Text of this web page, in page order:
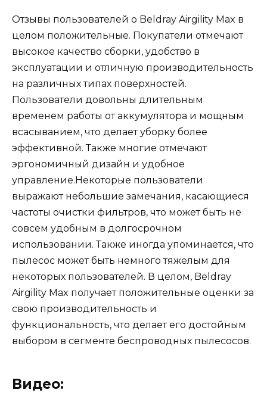
Отзывы пользователей о Beldray Airgility Max в
целом положительные. Покупатели отмечают
высокое качество сборки, удобство в
эксплуатации и отличную производительность
на различных типах поверхностей.
Пользователи довольны длительным
временем работы от аккумулятора и мощным
всасыванием, что делает уборку более
эффективной. Также многие отмечают
эргономичный дизайн и удобное
управление.Некоторые пользователи
выражают небольшие замечания, касающиеся
частоты очистки фильтров, что может быть не
совсем удобным в долгосрочном
использовании. Также иногда упоминается, что
пылесос может быть немного тяжелым для
некоторых пользователей. В целом, Beldray
Airgility Max получает положительные оценки за
свою производительность и
функциональность, что делает его достойным
выбором в сегменте беспроводных пылесосов.
Видео: